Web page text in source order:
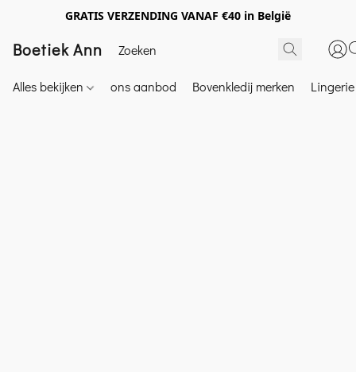
GRATIS VERZENDING VANAF €40 in België
Boetiek Ann
Alles bekijken ons aanbod Bovenkledij merken